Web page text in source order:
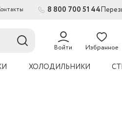
8 800 700 51 44
Войти Избранное
ХОЛОДИЛЬНИКИ